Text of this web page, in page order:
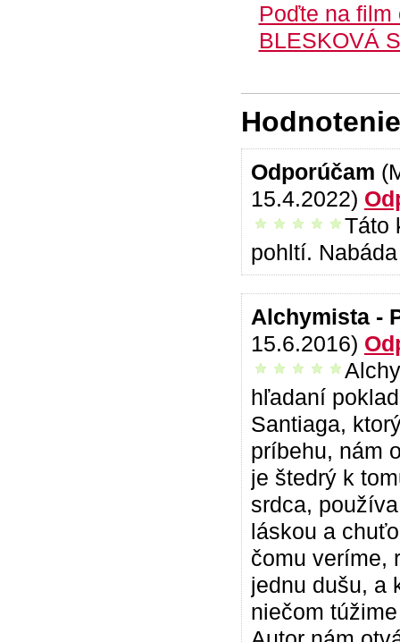
Poďte na
BLESKOVÁ
Odporúčam
15.4.2022)
vrelo odporúčam
Táto
pohltí.
Alchymista -
15.6.2016)
vrelo odporúčam
hľadaní
Santiaga,
príbehu, nám
je štedrý k
srdca,
láskou a
čomu veríme,
jednu dušu, a
niečom